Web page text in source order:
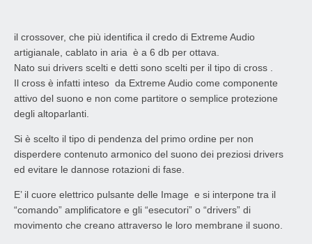
il crossover, che più identifica il credo di Extreme Audio
artigianale, cablato in aria è a 6 db per ottava.
Nato sui drivers scelti e detti sono scelti per il tipo di cross .
Il cross è infatti inteso da Extreme Audio come componente
attivo del suono e non come partitore o semplice protezione
degli altoparlanti.
Si è scelto il tipo di pendenza del primo ordine per non
disperdere contenuto armonico del suono dei preziosi drivers
ed evitare le dannose rotazioni di fase.
E’ il cuore elettrico pulsante delle Image e si interpone tra il
“comando” amplificatore e gli “esecutori” o “drivers” di
movimento che creano attraverso le loro membrane il suono.